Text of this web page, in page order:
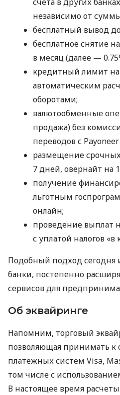
независимо от
бесплатный вывод
бесплатное снятие
в месяц (далее —
кредитный лимит
автоматическим
оборотами;
валютообменные
продажа) без
переводов с
размещение
7 дней, овернайт на
получение
льготным
онлайн;
проведение выплат
с уплатой налогов «в
Подобный подход сегодня
банки, постепенно
сервисов для
Об эквайринге
Напомним, торговый
позволяющая принимать к
платежных систем Visa,
том числе с
В настоящее время